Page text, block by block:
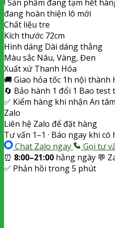
! Sản phẩm đang tạm hết
đang hoàn thiện lô mới
Chất liệu tre
Kích thước 72cm
Hình dáng Dài dáng thẳng
Màu sắc Nâu, Vàng, Đen
Xuất xứ Thanh Hóa
🚚 Giao hỏa tốc 1h nội thành
🔄 Bảo hành 1 đổi 1 Bao test
✅ Kiểm hàng khi nhận An
Zalo
Liên hệ Zalo để đặt hàng
Tư vấn 1–1 · Báo ngay khi có
Chat Zalo ngay
Gọi tư
⏰ 8:00–21:00 hằng ngày 💬
✅ Phản hồi trong 5 phút